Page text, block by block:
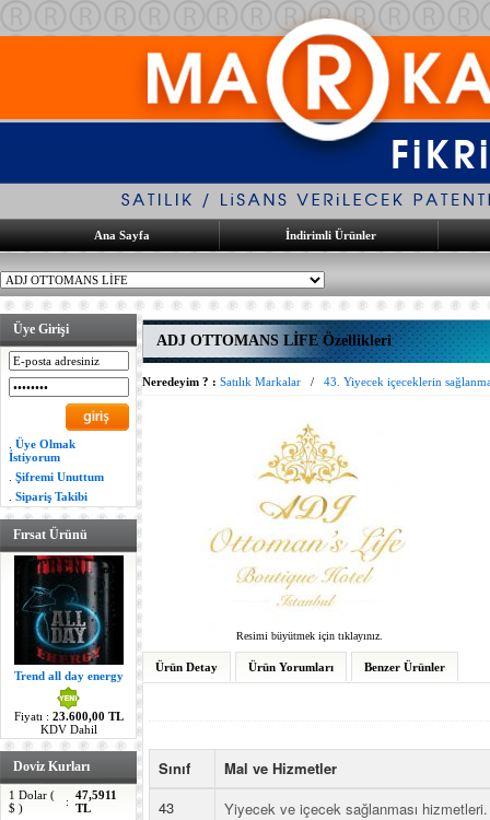
Ana Sayfa İndirimli Ürünler
Üye Girişi
Üye Olmak
İstiyorum
Şifremi Unuttum
Sipariş Takibi
Fırsat Ürünü
Trend all day energy
Fiyatı : 23.600,00 TL
KDV Dahil
Doviz Kurları
1 Dolar (
$ )
: 47,5911
TL
ADJ OTTOMANS LİFE Özellikleri
Neredeyim ? : Satılık Markalar / 43. Yiyecek içeceklerin
Resimi büyütmek için tıklayınız.
Ürün Detay Ürün Yorumları Benzer Ürünler
Sınıf
Mal ve Hizmetler
43
Yiyecek ve içecek sağlanması